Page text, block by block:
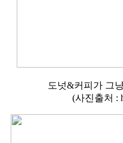
도넛&커피가 그
(사진출처 :